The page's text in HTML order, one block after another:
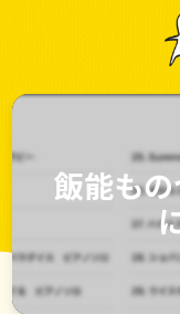
飯能も